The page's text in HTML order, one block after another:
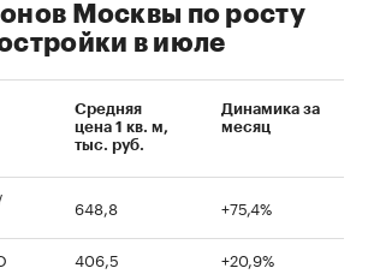
/ 00:00
Москвы по росту
в июле
Средняя
цена 1 кв. м,
тыс. руб.
Динамика за
месяц
648,8 +75,4%
406,5
+20,9%